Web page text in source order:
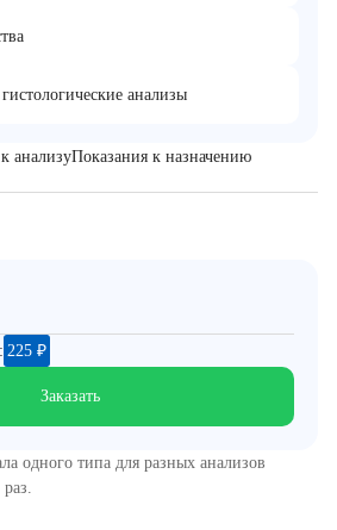
анализы
анализуПоказания к назначению
225 ₽
Заказать
одного типа для разных анализов